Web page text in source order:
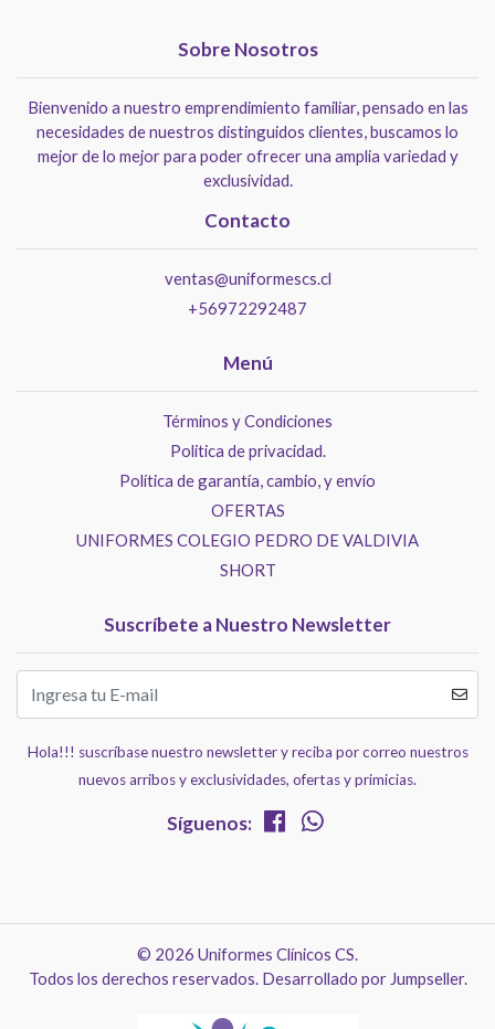
Sobre Nosotros
Bienvenido a nuestro emprendimiento familiar, pensado en las
necesidades de nuestros distinguidos clientes, buscamos lo
mejor de lo mejor para poder ofrecer una amplia variedad y
exclusividad.
Contacto
ventas@uniformescs.cl
+56972292487
Menú
Términos y Condiciones
Politica de privacidad.
Política de garantía, cambio, y envío
OFERTAS
UNIFORMES COLEGIO PEDRO DE VALDIVIA
SHORT
Suscríbete a Nuestro Newsletter
Hola!!! suscríbase nuestro newsletter y reciba por correo nuestros
nuevos arribos y exclusividades, ofertas y primicias.
Síguenos:
© 2026 Uniformes Clínicos CS.
Todos los derechos reservados. Desarrollado por Jumpseller.